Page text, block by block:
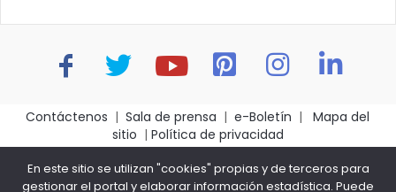
Contáctenos | Sala de prensa | e-Boletín |
Mapa del
sitio | Política de privacidad
ASCOFAME- Bogotá D.C.- Colombia – Carrera 14 No. 101-
En este sitio se utilizan "cookies" propias y de terceros para
gestionar el portal y elaborar información estadística. Puede